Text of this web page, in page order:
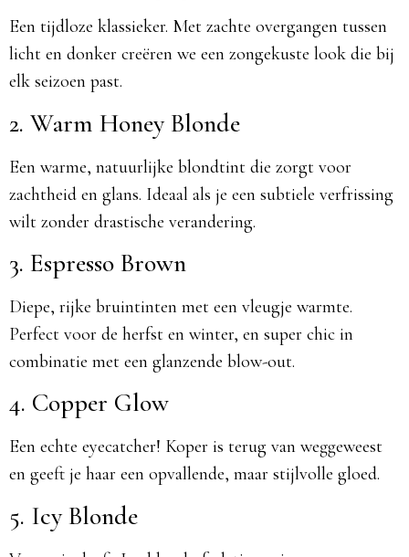
Een tijdloze klassieker. Met zachte overgangen tussen
licht en donker creëren we een zongekuste look die bij
elk seizoen past.
2. Warm Honey Blonde
Een warme, natuurlijke blondtint die zorgt voor
zachtheid en glans. Ideaal als je een subtiele verfrissing
wilt zonder drastische verandering.
3. Espresso Brown
Diepe, rijke bruintinten met een vleugje warmte.
Perfect voor de herfst en winter, en super chic in
combinatie met een glanzende blow-out.
4. Copper Glow
Een echte eyecatcher! Koper is terug van weggeweest
en geeft je haar een opvallende, maar stijlvolle gloed.
5. Icy Blonde